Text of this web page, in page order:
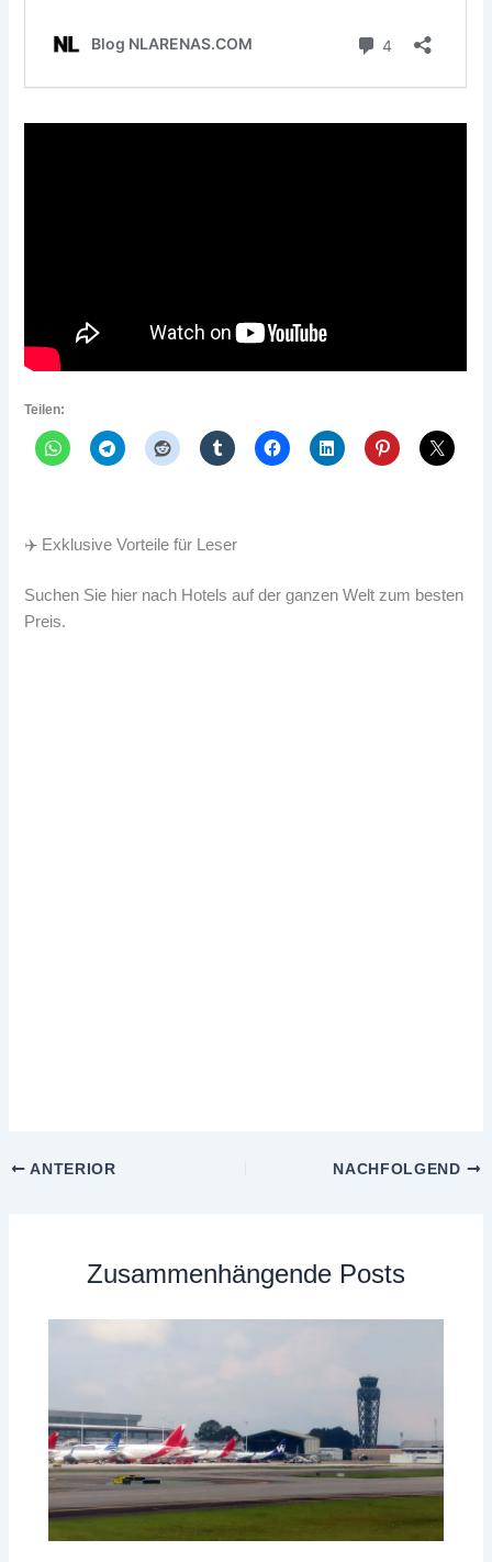
Teilen:
✈️ Exklusive Vorteile für Leser
Suchen Sie hier nach Hotels auf der ganzen Welt zum besten
Preis.
ANTERIOR NACHFOLGEND
Zusammenhängende Posts